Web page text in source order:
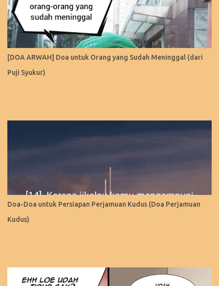
[DOA ARWAH] Doa untuk Orang yang Sudah Meninggal (dari
Puji Syukur)
Doa-Doa untuk Persiapan Perjamuan Kudus (Doa Perjamuan
Kudus)